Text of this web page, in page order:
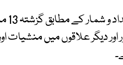
دیگر علاقوں میں منشیات